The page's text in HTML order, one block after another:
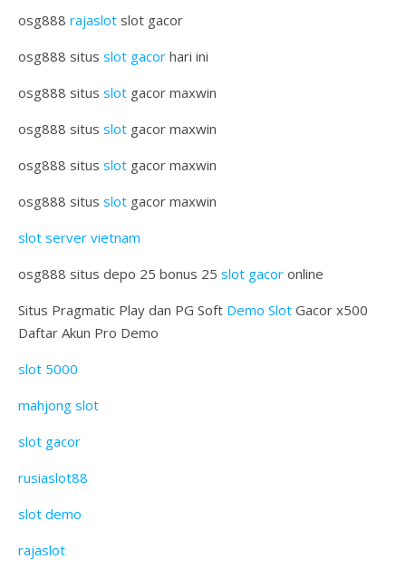
osg888 rajaslot slot gacor
osg888 situs slot gacor hari ini
osg888 situs slot gacor maxwin
osg888 situs slot gacor maxwin
osg888 situs slot gacor maxwin
osg888 situs slot gacor maxwin
slot server vietnam
osg888 situs depo 25 bonus 25 slot gacor online
Situs Pragmatic Play dan PG Soft Demo Slot Gacor x500
Daftar Akun Pro Demo
slot 5000
mahjong slot
slot gacor
rusiaslot88
slot demo
rajaslot